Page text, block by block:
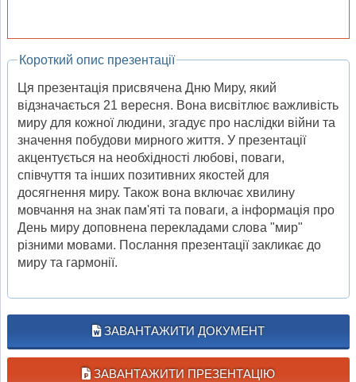
Короткий опис презентації
Ця презентація присвячена Дню Миру, який
відзначається 21 вересня. Вона висвітлює важливість
миру для кожної людини, згадує про наслідки війни та
значення побудови мирного життя. У презентації
акцентується на необхідності любові, поваги,
співчуття та інших позитивних якостей для
досягнення миру. Також вона включає хвилину
мовчання на знак пам'яті та поваги, а інформація про
День миру доповнена перекладами слова "мир"
різними мовами. Послання презентації закликає до
миру та гармонії.
ЗАВАНТАЖИТИ ДОКУМЕНТ
ЗАВАНТАЖИТИ ПРЕЗЕНТАЦІЮ